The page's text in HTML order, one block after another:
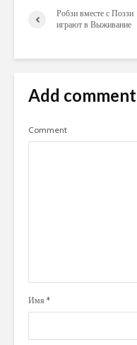
Робзи вместе с Поззи
играют в Выживание
Add comment
Comment
Имя *